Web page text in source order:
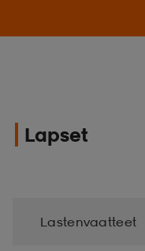
Lapset
Lastenvaatteet